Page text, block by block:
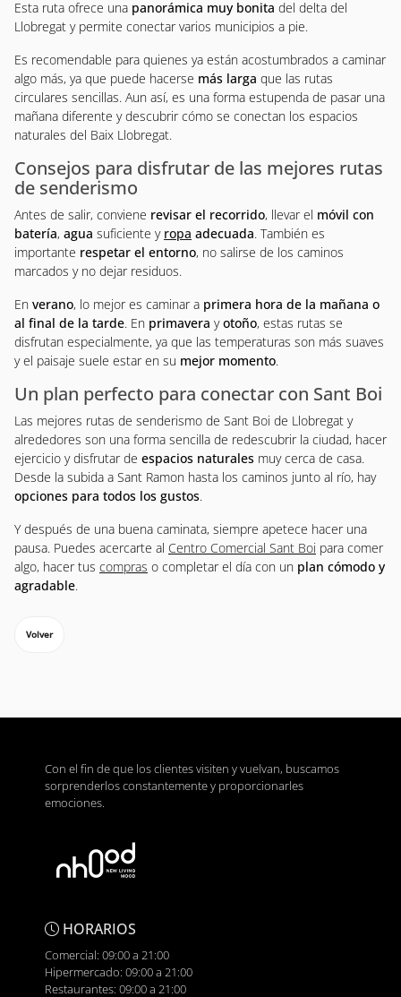
Esta ruta ofrece una panorámica muy bonita del delta del
Llobregat y permite conectar varios municipios a pie.
Es recomendable para quienes ya están acostumbrados a caminar
algo más, ya que puede hacerse más larga que las rutas
circulares sencillas. Aun así, es una forma estupenda de pasar una
mañana diferente y descubrir cómo se conectan los espacios
naturales del Baix Llobregat.
Consejos para disfrutar de las mejores rutas
de senderismo
Antes de salir, conviene revisar el recorrido, llevar el móvil con
batería, agua suficiente y ropa adecuada. También es
importante respetar el entorno, no salirse de los caminos
marcados y no dejar residuos.
En verano, lo mejor es caminar a primera hora de la mañana o
al final de la tarde. En primavera yotoño, estas rutas se
disfrutan especialmente, ya que las temperaturas son más suaves
y el paisaje suele estar en su mejor momento.
Un plan perfecto para conectar con Sant Boi
Las mejores rutas de senderismo de Sant Boi de Llobregat y
alrededores son una forma sencilla de redescubrir la ciudad, hacer
ejercicio y disfrutar de espacios naturales muy cerca de casa.
Desde la subida a Sant Ramon hasta los caminos junto al río, hay
opciones para todos los gustos.
Y después de una buena caminata, siempre apetece hacer una
pausa. Puedes acercarte al Centro Comercial Sant Boi para comer
algo, hacer tus compras o completar el día con un plan cómodo y
agradable.
Volver
Con el fin de que los clientes visiten y vuelvan, buscamos
sorprenderlos constantemente y proporcionarles
emociones.
HORARIOS
Comercial: 09:00 a 21:00
Hipermercado: 09:00 a 21:00
Restaurantes: 09:00 a 21:00